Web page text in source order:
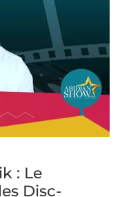
: Le
Disc-